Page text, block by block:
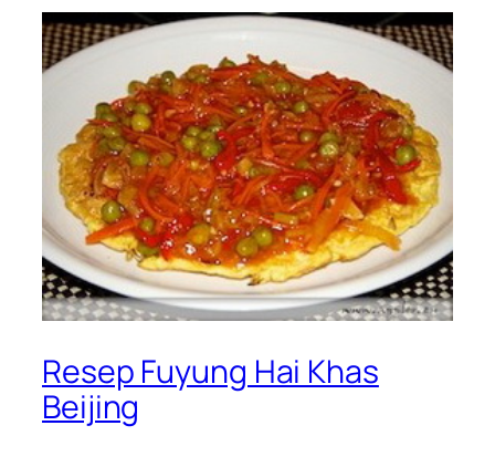
Resep Fuyung Hai Khas
Beijing